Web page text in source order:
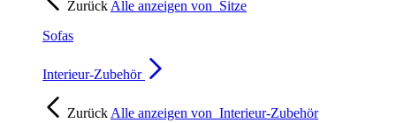
Zurück Alle anzeigen von Sitze
Sofas
Interieur-Zubehör
Zurück Alle anzeigen von Interieur-Zubehör